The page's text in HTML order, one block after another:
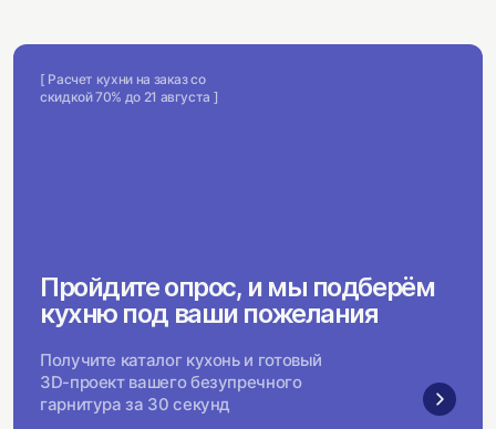
[ Расчет кухни на заказ со
скидкой 70% до 21 августа ]
Пройдите опрос, и мы подберём
кухню под ваши пожелания
Получите каталог кухонь и готовый
3D-проект вашего безупречного
гарнитура за 30 секунд